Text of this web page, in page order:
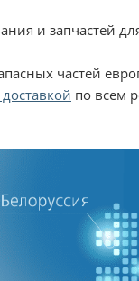
и запчастей
частей
по всем